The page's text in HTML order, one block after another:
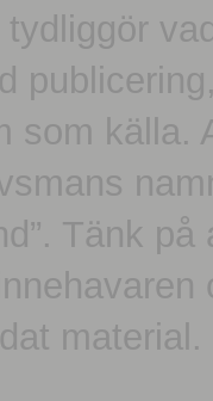
som källa.
Tänk
material.